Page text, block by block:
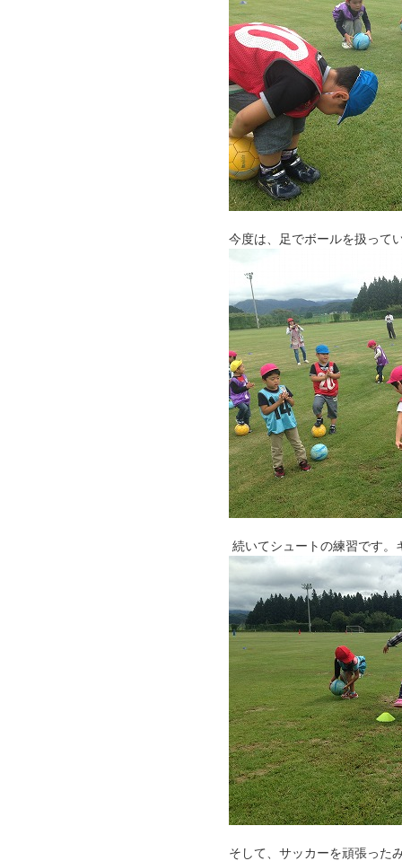
今度は、足でボールを扱って
続いてシュートの練習です。
そして、サッカーを頑張った